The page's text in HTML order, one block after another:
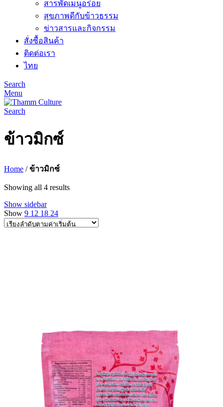
สารพัดเมนูอร่อย
สุขภาพดีกับข้าวธรรม
ข่าวสารและกิจกรรม
สั่งซื้อสินค้า
ติดต่อเรา
ไทย
Search
Menu
Search
ข้าวมิกซ์
Home /ข้าวมิกซ์
Showing all 4 results
Show sidebar
Show 9 12 18 24